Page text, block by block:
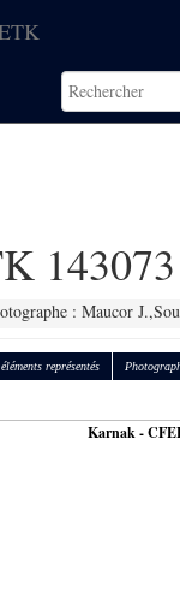
143073
: Maucor
représentés